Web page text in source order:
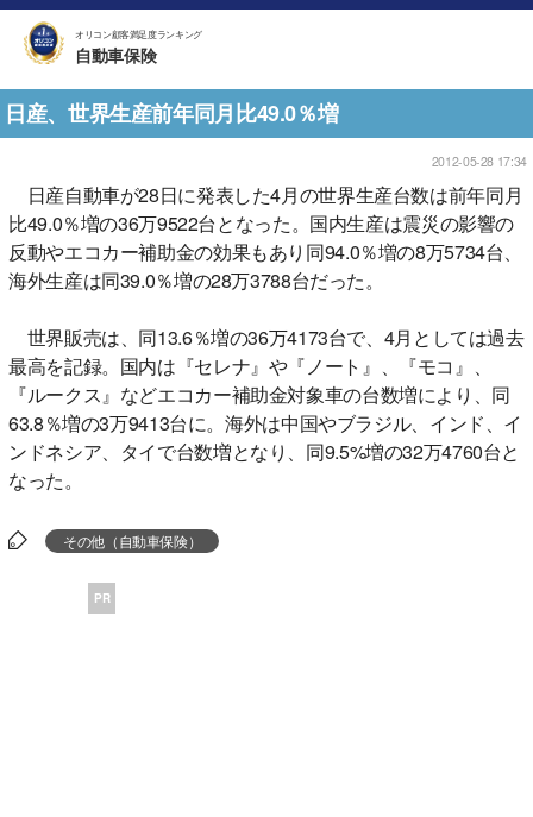
オリコン顧客満足度ランキング
自動車保険
日産、世界生産前年同月比49.0％増
2012-05-28 17:34
日産自動車が28日に発表した4月の世界生産台数は前年同月
比49.0％増の36万9522台となった。国内生産は震災の影響の
反動やエコカー補助金の効果もあり同94.0％増の8万5734台、
海外生産は同39.0％増の28万3788台だった。
世界販売は、同13.6％増の36万4173台で、4月としては過去
最高を記録。国内は『セレナ』や『ノート』、『モコ』、
『ルークス』などエコカー補助金対象車の台数増により、同
63.8％増の3万9413台に。海外は中国やブラジル、インド、イ
ンドネシア、タイで台数増となり、同9.5%増の32万4760台と
なった。
その他（自動車保険）
PR